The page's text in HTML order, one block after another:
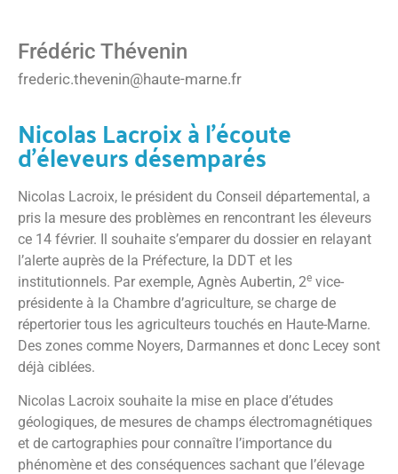
Frédéric Thévenin
frederic.thevenin@haute-marne.fr
Nicolas Lacroix à l’écoute
d’éleveurs désemparés
Nicolas Lacroix, le président du Conseil départemental, a
pris la mesure des problèmes en rencontrant les éleveurs
ce 14 février. Il souhaite s’emparer du dossier en relayant
l’alerte auprès de la Préfecture, la DDT et les
institutionnels. Par exemple, Agnès Aubertin, 2e vice-
présidente à la Chambre d’agriculture, se charge de
répertorier tous les agriculteurs touchés en Haute-Marne.
Des zones comme Noyers, Darmannes et donc Lecey sont
déjà ciblées.
Nicolas Lacroix souhaite la mise en place d’études
géologiques, de mesures de champs électromagnétiques
et de cartographies pour connaître l’importance du
phénomène et des conséquences sachant que l’élevage